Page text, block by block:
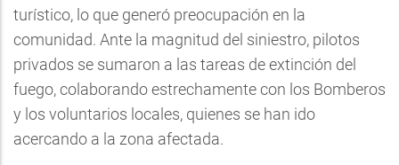
turístico, lo que generó preocupación en la
comunidad. Ante la magnitud del siniestro, pilotos
privados se sumaron a las tareas de extinción del
fuego, colaborando estrechamente con los Bomberos
y los voluntarios locales, quienes se han ido
acercando a la zona afectada.